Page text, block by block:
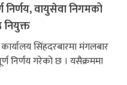
निर्णय, वायुसेवा निगमको
नियुक्त
कार्यालय सिंहदरबारमा मंगलबार
निर्णय गरेको छ । यसैक्रममा